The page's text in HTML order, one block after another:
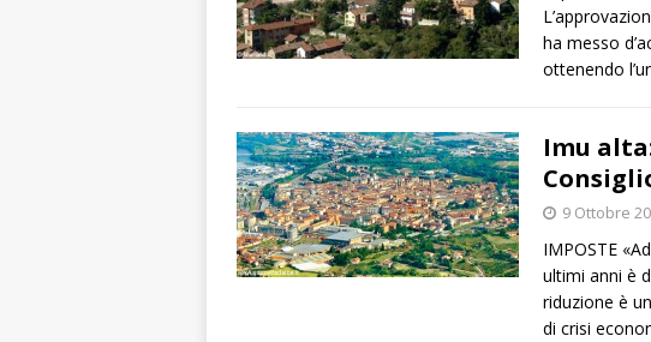
vitello
PRIMO PIANO
Rotary Club
CRONACA
ha messo
ottenendo
Imu
9 Ottobre
IMPOSTE
ultimi anni è
riduzione è
di crisi